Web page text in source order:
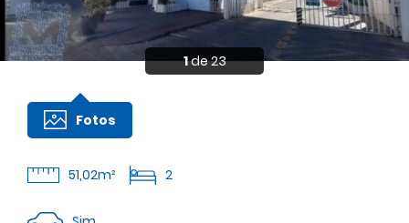
1de 23
Fotos
51,02m² 2